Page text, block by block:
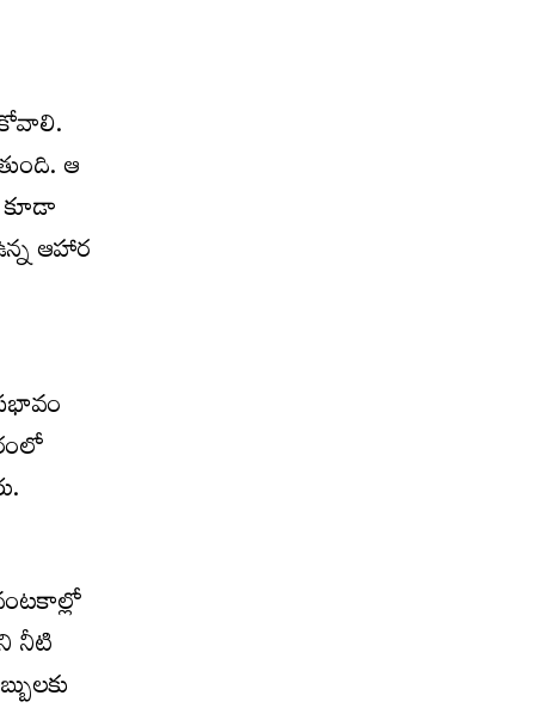
ఆ
కూడా
ఆహార
నీటి